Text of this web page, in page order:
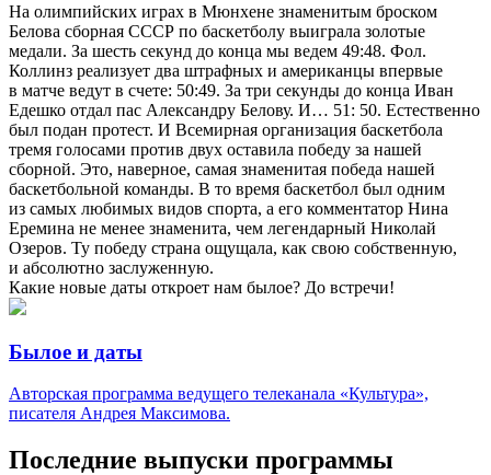
На олимпийских играх в Мюнхене знаменитым броском
Белова сборная СССР по баскетболу выиграла золотые
медали. За шесть секунд до конца мы ведем 49:48. Фол.
Коллинз реализует два штрафных и американцы впервые
в матче ведут в счете: 50:49. За три секунды до конца Иван
Едешко отдал пас Александру Белову. И… 51: 50. Естественно
был подан протест. И Всемирная организация баскетбола
тремя голосами против двух оставила победу за нашей
сборной. Это, наверное, самая знаменитая победа нашей
баскетбольной команды. В то время баскетбол был одним
из самых любимых видов спорта, а его комментатор Нина
Еремина не менее знаменита, чем легендарный Николай
Озеров. Ту победу страна ощущала, как свою собственную,
и абсолютно заслуженную.
Какие новые даты откроет нам былое? До встречи!
Былое и даты
Авторская программа ведущего телеканала «Культура»,
писателя Андрея Максимова.
Последние выпуски программы